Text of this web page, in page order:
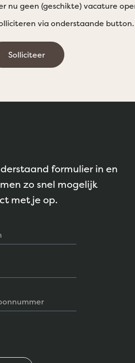
nu geen (geschikte) vacature
via onderstaande button.
Solliciteer
formulier in en
zo snel mogelijk
met je op.